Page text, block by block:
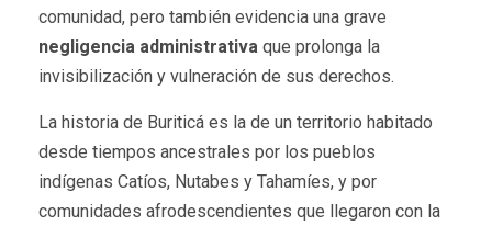
comunidad, pero también evidencia una grave
negligencia administrativa que prolonga la
invisibilización y vulneración de sus derechos.
La historia de Buriticá es la de un territorio habitado
desde tiempos ancestrales por los pueblos
indígenas Catíos, Nutabes y Tahamíes, y por
comunidades afrodescendientes que llegaron con la